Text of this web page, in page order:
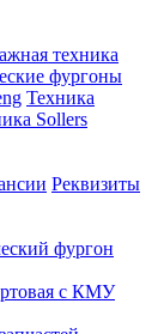
техника
фургоны
Техника
Sollers
Реквизиты
фургон
с КМУ